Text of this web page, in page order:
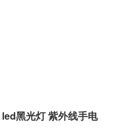
led黑光灯紫外线手电